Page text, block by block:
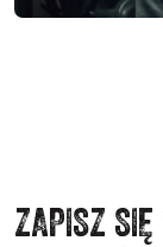
ZAPISZ SIĘ